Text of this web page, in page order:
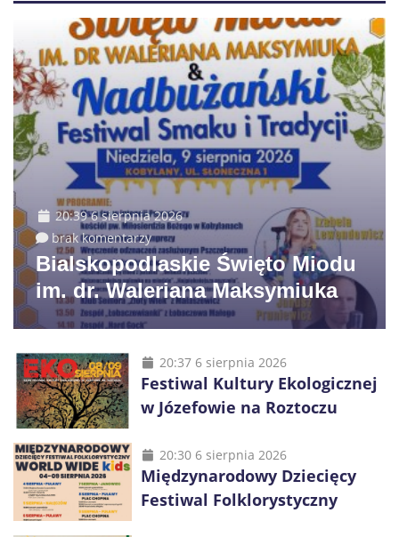
20:39 6 sierpnia 2026
brak komentarzy
Bialskopodlaskie Święto Miodu
im. dr. Waleriana Maksymiuka
20:37 6 sierpnia 2026
Festiwal Kultury Ekologicznej
w Józefowie na Roztoczu
20:30 6 sierpnia 2026
Międzynarodowy Dziecięcy
Festiwal Folklorystyczny